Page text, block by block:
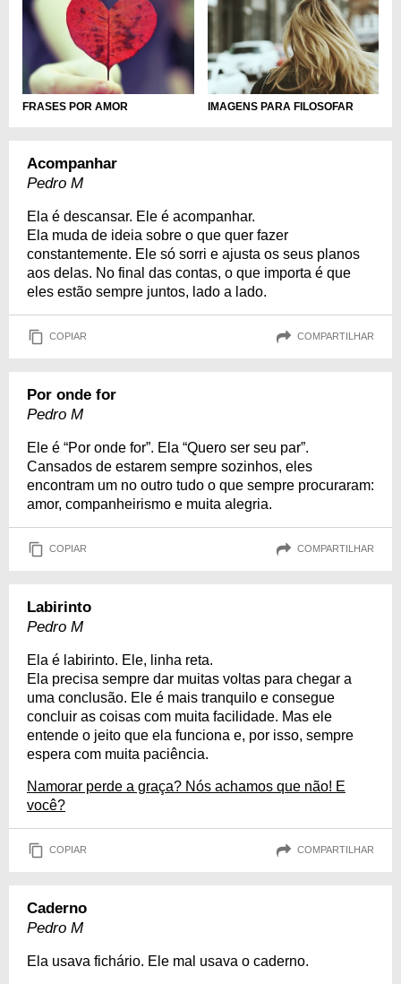
FRASES POR AMOR IMAGENS PARA FILOSOFAR
Acompanhar
Pedro M
Ela é descansar. Ele é acompanhar.
Ela muda de ideia sobre o que quer fazer
constantemente. Ele só sorri e ajusta os seus planos
aos delas. No final das contas, o que importa é que
eles estão sempre juntos, lado a lado.
COPIAR COMPARTILHAR
Por onde for
Pedro M
Ele é “Por onde for”. Ela “Quero ser seu par”.
Cansados de estarem sempre sozinhos, eles
encontram um no outro tudo o que sempre procuraram:
amor, companheirismo e muita alegria.
COPIAR COMPARTILHAR
Labirinto
Pedro M
Ela é labirinto. Ele, linha reta.
Ela precisa sempre dar muitas voltas para chegar a
uma conclusão. Ele é mais tranquilo e consegue
concluir as coisas com muita facilidade. Mas ele
entende o jeito que ela funciona e, por isso, sempre
espera com muita paciência.
Namorar perde a graça? Nós achamos que não! E
você?
COPIAR COMPARTILHAR
Caderno
Pedro M
Ela usava fichário. Ele mal usava o caderno.